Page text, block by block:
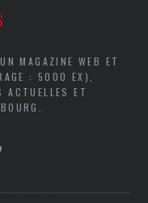
MAGAZINE WEB ET
: 5000 EX),
ACTUELLES ET